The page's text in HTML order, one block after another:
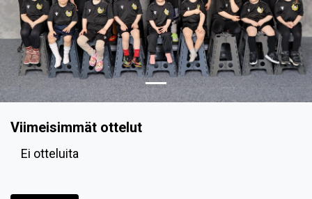
Viimeisimmät ottelut
Ei otteluita